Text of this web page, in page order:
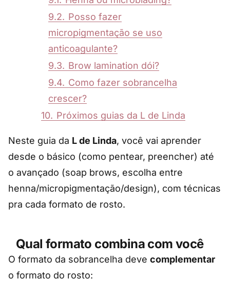
9.2. Posso fazer
micropigmentação se uso
anticoagulante?
9.3. Brow lamination dói?
9.4. Como fazer sobrancelha
crescer?
10. Próximos guias da L de Linda
Neste guia da L de Linda, você vai aprender
desde o básico (como pentear, preencher) até
o avançado (soap brows, escolha entre
henna/micropigmentação/design), com técnicas
pra cada formato de rosto.
Qual formato combina com você
O formato da sobrancelha deve complementar
o formato do rosto: